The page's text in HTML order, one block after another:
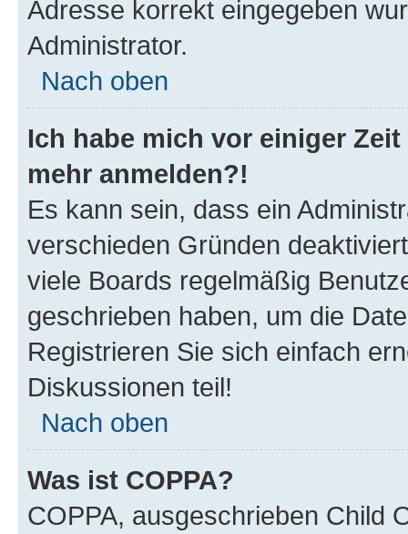
Adresse korrekt eingegeben
Administrator.
Nach oben
Ich habe mich vor einiger
mehr anmelden?!
Es kann sein, dass ein
verschieden Gründen
viele Boards regelmäßig
geschrieben haben, um die
Registrieren Sie sich einfach
Diskussionen teil!
Nach oben
Was ist COPPA?
COPPA, ausgeschrieben Child